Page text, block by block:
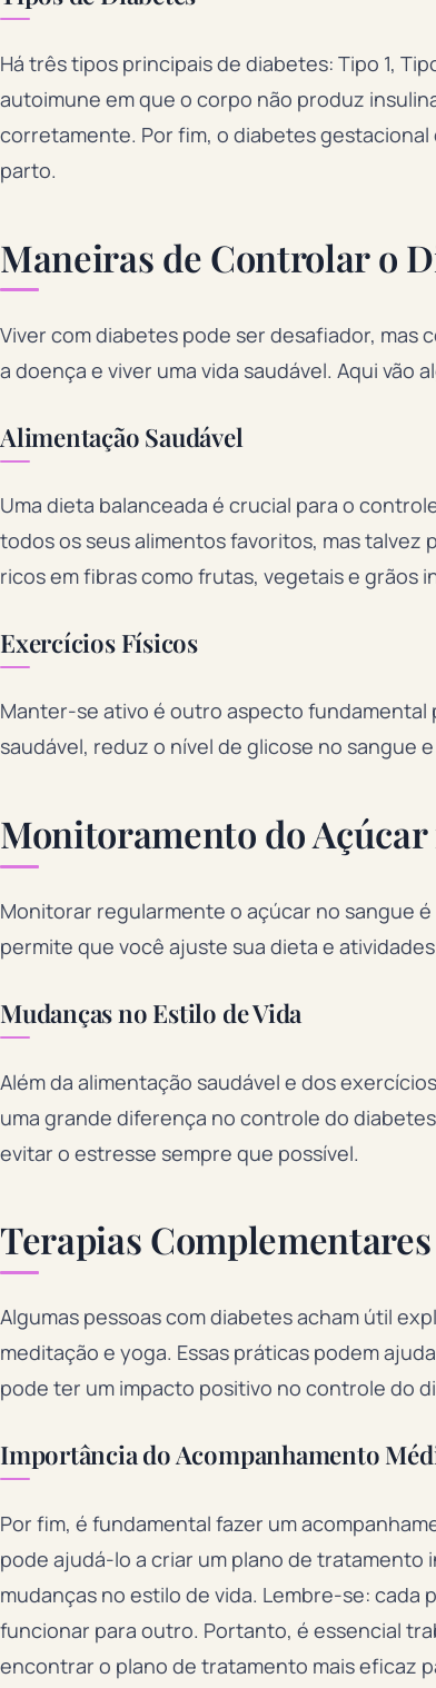
Há três tipos principais de diabetes: Tipo 1,
autoimune em que o corpo não produz
corretamente. Por fim, o diabetes
parto.
Maneiras de Controlar o
Viver com diabetes pode ser desafiador, mas
a doença e viver uma vida saudável. Aqui vão
Alimentação Saudável
Uma dieta balanceada é crucial para o
todos os seus alimentos favoritos, mas talvez
ricos em fibras como frutas, vegetais e grãos
Exercícios Físicos
Manter-se ativo é outro aspecto fundamental
saudável, reduz o nível de glicose no sangue
Monitoramento do Açúcar
Monitorar regularmente o açúcar no sangue
permite que você ajuste sua dieta e
Mudanças no Estilo de Vida
Além da alimentação saudável e dos
uma grande diferença no controle do
evitar o estresse sempre que possível.
Terapias Complementares
Algumas pessoas com diabetes acham útil
meditação e yoga. Essas práticas podem
pode ter um impacto positivo no controle do
Importância do Acompanhamento
Por fim, é fundamental fazer um
pode ajudá-lo a criar um plano de tratamento
mudanças no estilo de vida. Lembre-se: cada
funcionar para outro. Portanto, é essencial
encontrar o plano de tratamento mais eficaz